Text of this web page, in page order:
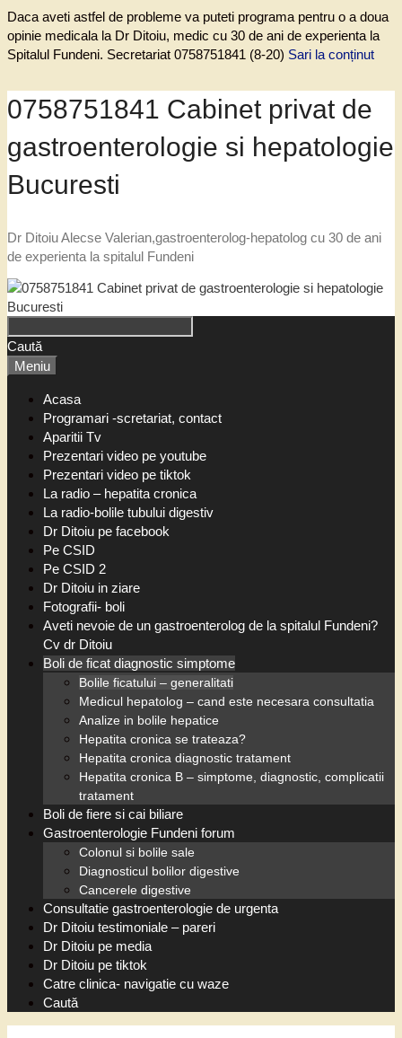
Daca aveti astfel de probleme va puteti programa pentru o a doua
opinie medicala la Dr Ditoiu, medic cu 30 de ani de experienta la
Spitalul Fundeni. Secretariat 0758751841 (8-20) Sari la conținut
0758751841 Cabinet privat de
gastroenterologie si hepatologie
Bucuresti
Dr Ditoiu Alecse Valerian,gastroenterolog-hepatolog cu 30 de ani
de experienta la spitalul Fundeni
Caută
Meniu
Acasa
Programari -scretariat, contact
Aparitii Tv
Prezentari video pe youtube
Prezentari video pe tiktok
La radio – hepatita cronica
La radio-bolile tubului digestiv
Dr Ditoiu pe facebook
Pe CSID
Pe CSID 2
Dr Ditoiu in ziare
Fotografii- boli
Aveti nevoie de un gastroenterolog de la spitalul Fundeni?
Cv dr Ditoiu
Boli de ficat diagnostic simptome
Bolile ficatului – generalitati
Medicul hepatolog – cand este necesara consultatia
Analize in bolile hepatice
Hepatita cronica se trateaza?
Hepatita cronica diagnostic tratament
Hepatita cronica B – simptome, diagnostic, complicatii
tratament
Boli de fiere si cai biliare
Gastroenterologie Fundeni forum
Colonul si bolile sale
Diagnosticul bolilor digestive
Cancerele digestive
Consultatie gastroenterologie de urgenta
Dr Ditoiu testimoniale – pareri
Dr Ditoiu pe media
Dr Ditoiu pe tiktok
Catre clinica- navigatie cu waze
Caută